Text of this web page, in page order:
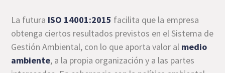
La futura ISO 14001:2015 facilita que la empresa
obtenga ciertos resultados previstos en el Sistema de
Gestión Ambiental, con lo que aporta valor al medio
ambiente, a la propia organización y a las partes